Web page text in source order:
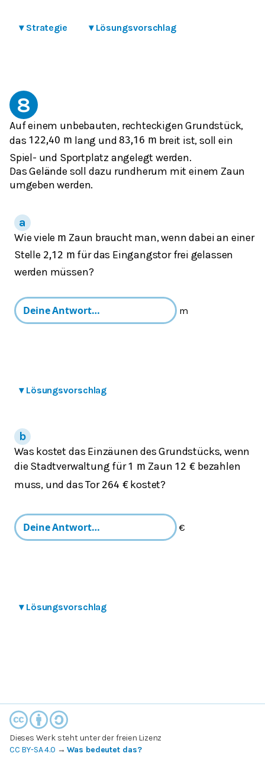
▾ Strategie ▾ Lösungsvorschlag
8
Auf einem unbebauten, rechteckigen Grundstück,
das 122,40 m lang und83,16 m breit ist, soll ein
Spiel- und Sportplatz angelegt werden.
Das Gelände soll dazu rundherum mit einem Zaun
umgeben werden.
Wie viele m Zaun braucht man, wenn dabei an einer
Stelle 2,12 m für das Eingangstor frei gelassen
werden müssen?
m
▾ Lösungsvorschlag
Was kostet das Einzäunen des Grundstücks, wenn
die Stadtverwaltung für1 m Zaun 12 € bezahlen
muss, und das Tor 264 €kostet?
€
▾ Lösungsvorschlag
Dieses Werk steht unter der freien Lizenz
CC BY-SA 4.0 →Was bedeutet das?